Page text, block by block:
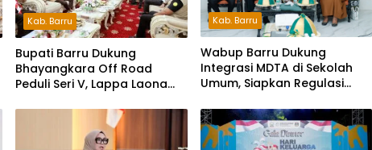
Kab. Barru
Bupati Barru Dukung
Bhayangkara Off Road
Peduli Seri V, Lappa Laona
Peserta
Kab. Barru
Wabup Barru Dukung
Integrasi MDTA di Sekolah
Umum, Siapkan Regulasi